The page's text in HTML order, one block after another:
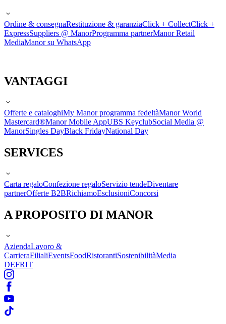
Ordine & consegnaRestituzione & garanziaClick + CollectClick +
ExpressSuppliers @ ManorProgramma partnerManor Retail
MediaManor su WhatsApp
VANTAGGI
Offerte e cataloghiMy Manor programma fedeltàManor World
Mastercard®Manor Mobile AppUBS KeyclubSocial Media @
ManorSingles DayBlack FridayNational Day
SERVICES
Carta regaloConfezione regaloServizio tendeDiventare
partnerOfferte B2BRichiamoEsclusioniConcorsi
A PROPOSITO DI MANOR
AziendaLavoro &
CarrieraFilialiEventsFoodRistorantiSostenibilitàMedia
DEFRIT